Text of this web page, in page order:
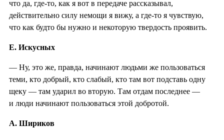
что да, где-то, как я вот в передаче рассказывал,
действительно силу немощи я вижу, а где-то я чувствую,
что как будто бы нужно и некоторую твердость проявить.
Е. Искусных
— Ну, это же, правда, начинают людьми же пользоваться
теми, кто добрый, кто слабый, кто там вот подставь одну
щеку — там ударил во вторую. Там отдам последнее —
и люди начинают пользоваться этой добротой.
А. Шириков